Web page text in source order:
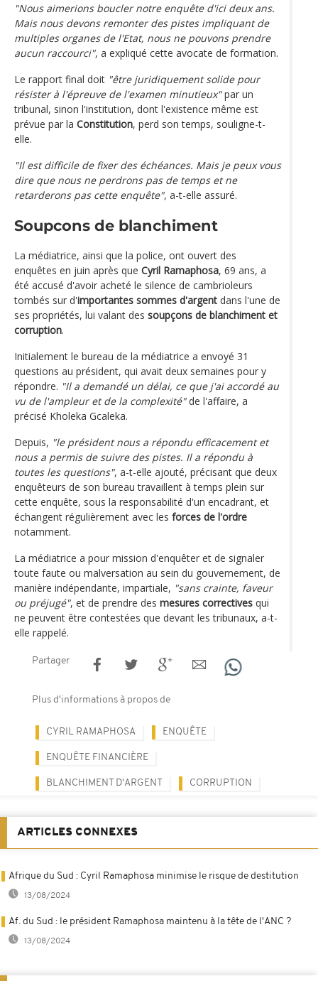
"Nous aimerions boucler notre enquête d'ici deux ans.
Mais nous devons remonter des pistes impliquant de
multiples organes de l'Etat, nous ne pouvons prendre
aucun raccourci", a expliqué cette avocate de formation.
Le rapport final doit "être juridiquement solide pour
résister à l'épreuve de l'examen minutieux"par un
tribunal, sinon l'institution, dont l'existence même est
prévue par la Constitution, perd son temps, souligne-t-
elle.
"Il est difficile de fixer des échéances. Mais je peux vous
dire que nous ne perdrons pas de temps et ne
retarderons pas cette enquête", a-t-elle assuré.
Soupcons de blanchiment
La médiatrice, ainsi que la police, ont ouvert des
enquêtes en juin après que Cyril Ramaphosa, 69 ans, a
été accusé d'avoir acheté le silence de cambrioleurs
tombés sur d'importantes sommes d'argent dans l'une de
ses propriétés, lui valant des soupçons de blanchiment et
corruption.
Initialement le bureau de la médiatrice a envoyé 31
questions au président, qui avait deux semaines pour y
répondre. "Il a demandé un délai, ce que j'ai accordé au
vu de l'ampleur et de la complexité"de l'affaire, a
précisé Kholeka Gcaleka.
Depuis, "le président nous a répondu efficacement et
nous a permis de suivre des pistes. Il a répondu à
toutes les questions", a-t-elle ajouté, précisant que deux
enquêteurs de son bureau travaillent à temps plein sur
cette enquête, sous la responsabilité d'un encadrant, et
échangent régulièrement avec les forces de l'ordre
notamment.
La médiatrice a pour mission d'enquêter et de signaler
toute faute ou malversation au sein du gouvernement, de
manière indépendante, impartiale, "sans crainte, faveur
ou préjugé", et de prendre des mesures correctives qui
ne peuvent être contestées que devant les tribunaux, a-t-
elle rappelé.
Partager
Plus d'informations à propos de
CYRIL RAMAPHOSA ENQUÊTE
ENQUÊTE FINANCIÈRE
BLANCHIMENT D'ARGENT CORRUPTION
ARTICLES CONNEXES
Afrique du Sud : Cyril Ramaphosa minimise le risque de destitution
13/08/2024
Af. du Sud : le président Ramaphosa maintenu à la tête de l'ANC ?
13/08/2024